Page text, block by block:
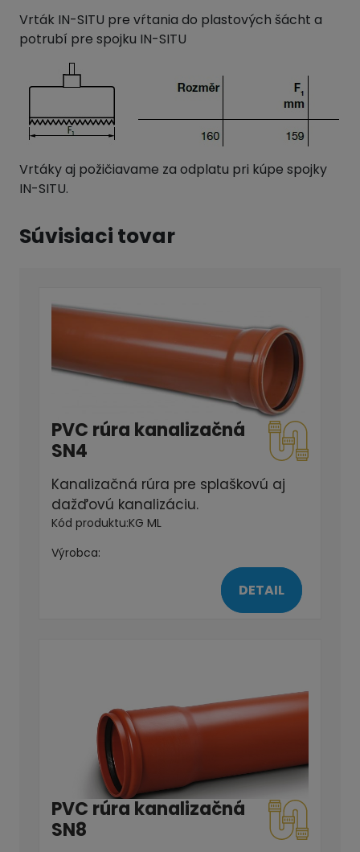
Vrták IN-SITU pre vŕtania do plastových šácht a
potrubí pre spojku IN-SITU
Vrtáky aj požičiavame za odplatu pri kúpe spojky
IN-SITU.
Súvisiaci tovar
PVC rúra kanalizačná
SN4
Kanalizačná rúra pre splaškovú aj
dažďovú kanalizáciu.
Kód produktu:KG ML
Výrobca:
DETAIL
PVC rúra kanalizačná
SN8